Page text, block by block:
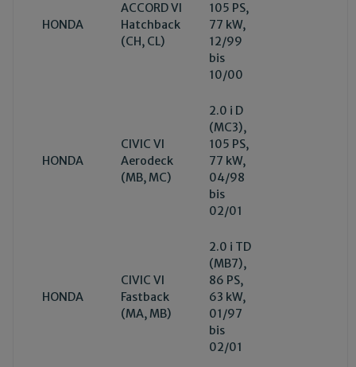
HONDA
ACCORD VI
Hatchback
(CH, CL)
105 PS,
77 kW,
12/99
bis
10/00
HONDA
CIVIC VI
Aerodeck
(MB, MC)
2.0 i D
(MC3),
105 PS,
77 kW,
04/98
bis
02/01
HONDA
CIVIC VI
Fastback
(MA, MB)
2.0 i TD
(MB7),
86 PS,
63 kW,
01/97
bis
02/01